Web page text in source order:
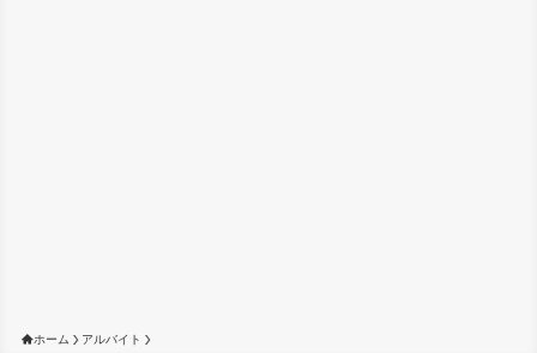
ホーム アルバイト